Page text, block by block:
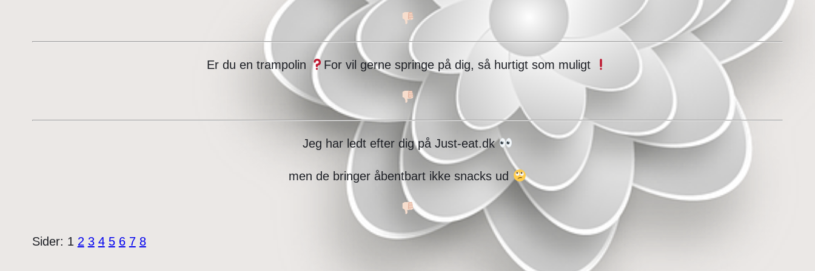
Er du en trampolin For vil gerne springe på dig, så hurtigt som muligt
Jeg har ledt efter dig på Just-eat.dk
men de bringer åbentbart ikke snacks ud
Sider: 1 2 3 4 5 6 7 8